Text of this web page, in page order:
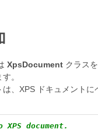
XpsDocument クラス
。
、XPS ドキュメント
document.